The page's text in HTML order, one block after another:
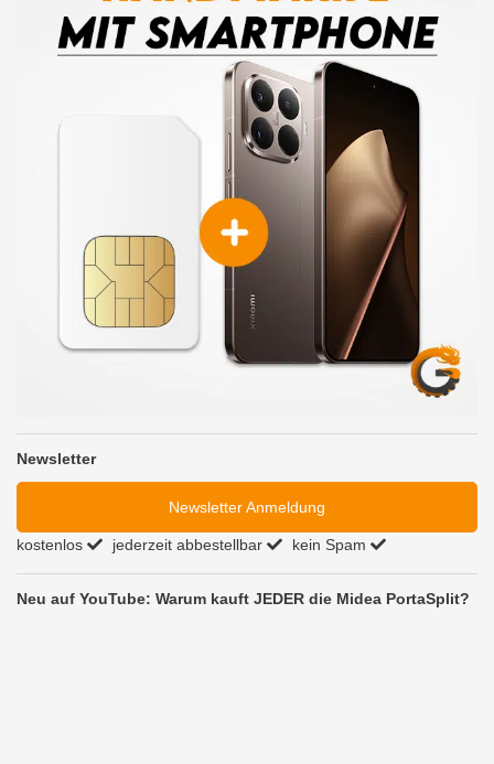
Newsletter
Newsletter Anmeldung
kostenlos jederzeit abbestellbar kein Spam
Neu auf YouTube: Warum kauft JEDER die Midea PortaSplit?